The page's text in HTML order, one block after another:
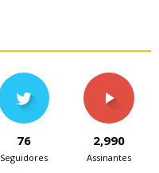
76
Seguidores
2,990
Assinantes